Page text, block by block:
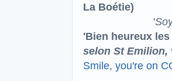
La Boétie)
'
'Bien heureux
selon St Emilion,
Smile, you're on